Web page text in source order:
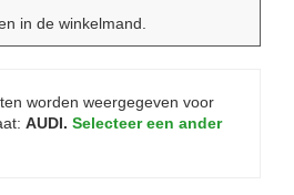
in de winkelmand.
worden weergegeven voor
AUDI. Selecteer een ander